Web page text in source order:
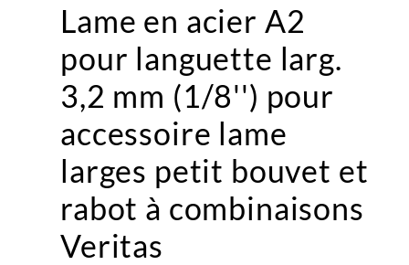
Lame en acier A2
pour languette larg.
3,2 mm (1/8'') pour
accessoire lame
larges petit bouvet et
rabot à combinaisons
Veritas